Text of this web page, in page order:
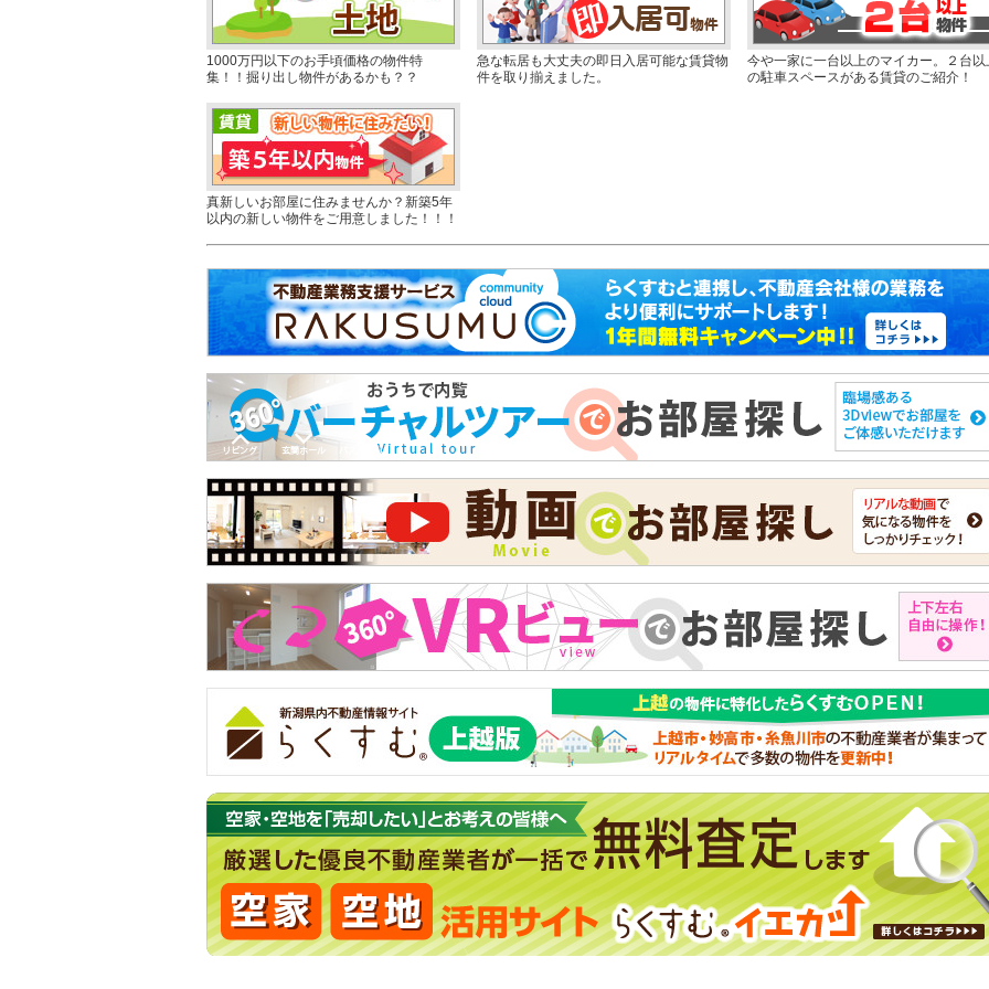
1000万円以下のお手頃価格の物件特
集！！掘り出し物件があるかも？？
急な転居も大丈夫の即日入居可能な賃貸物
件を取り揃えました。
今や一家に一台以上のマイカー。２台以
の駐車スペースがある賃貸のご紹介！
真新しいお部屋に住みませんか？新築5年
以内の新しい物件をご用意しました！！！